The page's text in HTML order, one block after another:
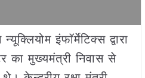
इंफॉर्मेटिक्स द्वारा
का मुख्यमंत्री निवास से